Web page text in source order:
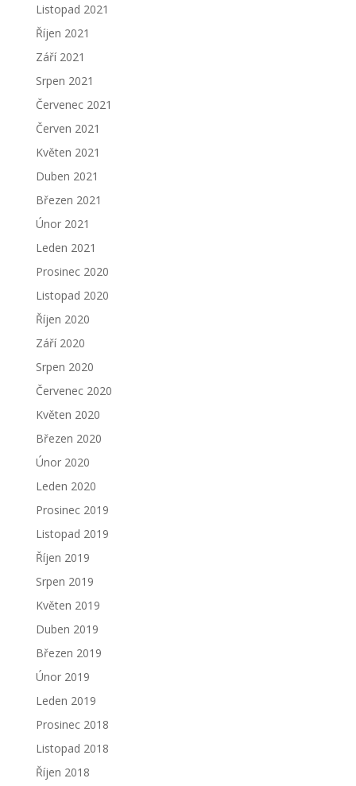
Listopad 2021
Říjen 2021
Září 2021
Srpen 2021
Červenec 2021
Červen 2021
Květen 2021
Duben 2021
Březen 2021
Únor 2021
Leden 2021
Prosinec 2020
Listopad 2020
Říjen 2020
Září 2020
Srpen 2020
Červenec 2020
Květen 2020
Březen 2020
Únor 2020
Leden 2020
Prosinec 2019
Listopad 2019
Říjen 2019
Srpen 2019
Květen 2019
Duben 2019
Březen 2019
Únor 2019
Leden 2019
Prosinec 2018
Listopad 2018
Říjen 2018